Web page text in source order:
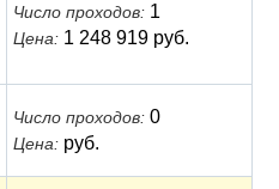
Число проходов: 1
Цена: 1 248 919 руб.
Число проходов: 0
Цена: руб.